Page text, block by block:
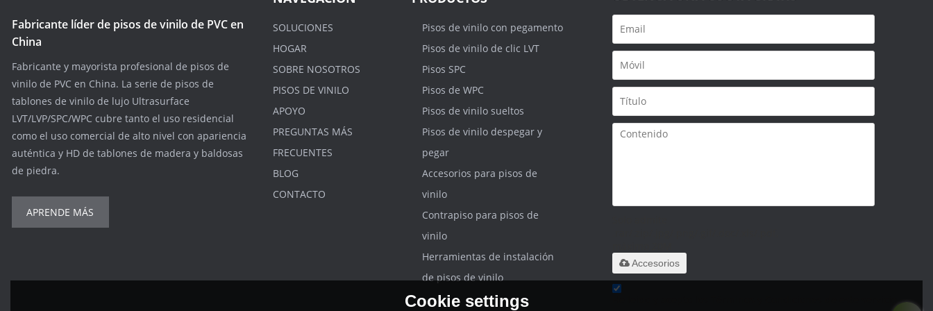
Fabricante líder de pisos de vinilo de PVC en
China
Fabricante y mayorista profesional de pisos de
vinilo de PVC en China. La serie de pisos de
tablones de vinilo de lujo Ultrasurface
LVT/LVP/SPC/WPC cubre tanto el uso residencial
como el uso comercial de alto nivel con apariencia
auténtica y HD de tablones de madera y baldosas
de piedra.
APRENDE MÁS
SOLUCIONES
HOGAR
SOBRE NOSOTROS
PISOS DE VINILO
APOYO
PREGUNTAS MÁS
FRECUENTES
BLOG
CONTACTO
Pisos de vinilo con pegamento
Pisos de vinilo de clic LVT
Pisos SPC
Pisos de WPC
Pisos de vinilo sueltos
Pisos de vinilo despegar y
pegar
Accesorios para pisos de
vinilo
Contrapiso para pisos de
vinilo
Herramientas de instalación
de pisos de vinilo
Accesorios
Cookie settings